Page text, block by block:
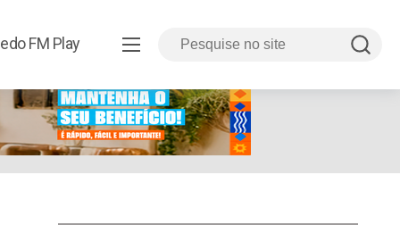
FM Play